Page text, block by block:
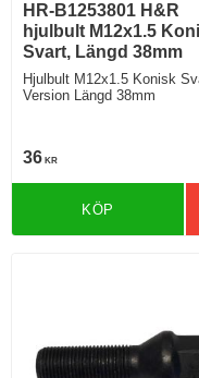
HR-B1253801 H&R
hjulbult M12x1.5
Svart, Längd 38mm
Hjulbult M12x1.5 Konisk
Version Längd 38mm
36 KR
KÖP